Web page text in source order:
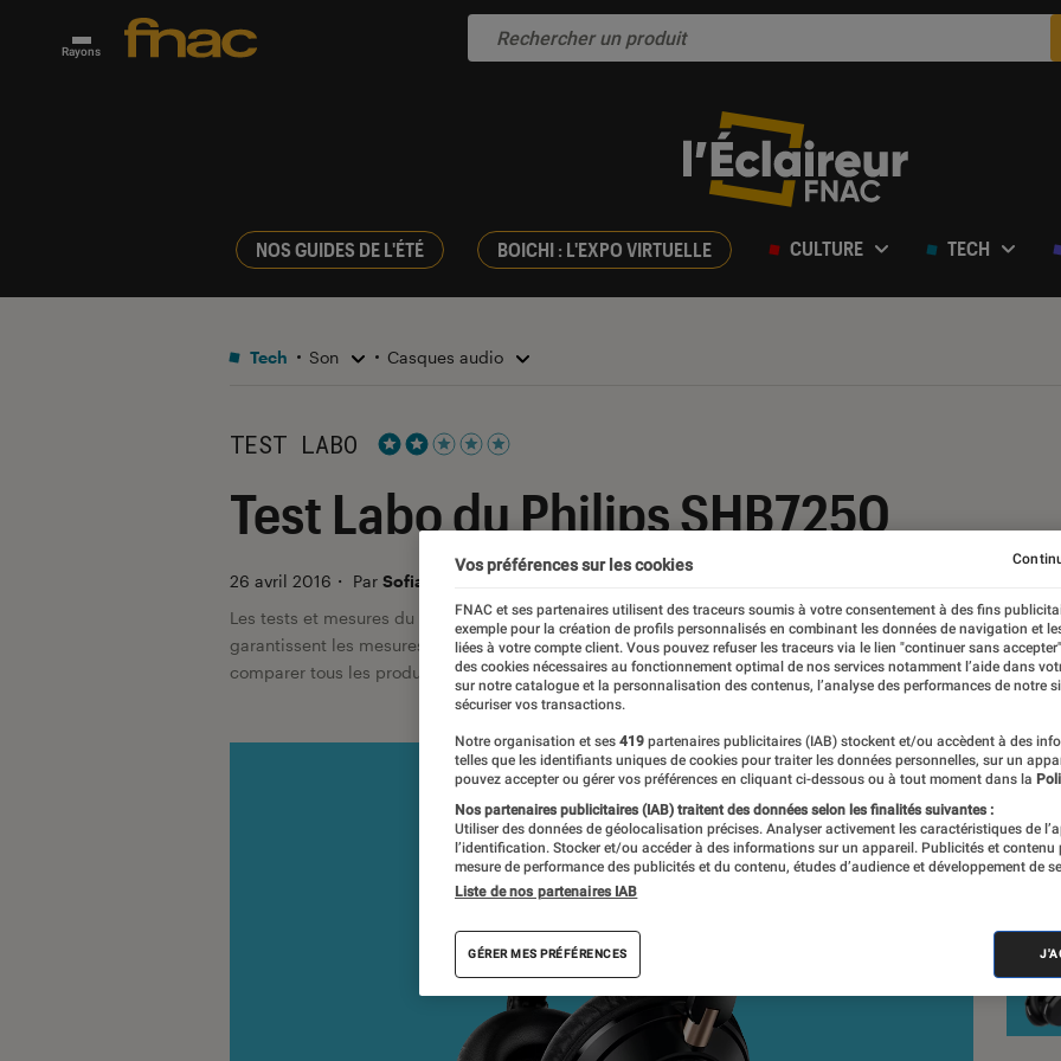
Rayons
NOS GUIDES DE L'ÉTÉ BOICHI : L'EXPO VIRTUELLE CULTURE TECH
Tech Son Casques audio
TEST LABO
Test Labo du Philips SHB7250
26 avril 2016 ・ Par Sofian Nouira, Jean-Charles Frelier
Les tests et mesures du Labo Fnac sont réalisés en toute indépendance du commerce ou des fabricants
garantissent les mesures grâce à leur expertise, et aux équipements de mesures les plus précis. Pour en
comparer tous les produits, visitez notrecomparateur.
VOIR
Vos préférences sur les cookies
FNAC et ses partenaires utilisent des traceurs soumis à votre consentement à des fins
exemple pour la création de profils personnalisés en combinant les données de navigation et
liées à votre compte client. Vous pouvez refuser les traceurs via le lien "continuer sans
des cookies nécessaires au fonctionnement optimal de nos services notamment l’aide dans
sur notre catalogue et la personnalisation des contenus, l’analyse des performances de notre
sécuriser vos transactions.
Notre organisation et ses 419 partenaires publicitaires (IAB) stockent et/ou accèdent à des
telles que les identifiants uniques de cookies pour traiter les données personnelles, sur un
pouvez accepter ou gérer vos préférences en cliquant ci-dessous ou à tout moment dans la
Nos partenaires publicitaires (IAB) traitent des données selon les finalités suivantes :
Utiliser des données de géolocalisation précises. Analyser activement les caractéristiques de
l’identification. Stocker et/ou accéder à des informations sur un appareil. Publicités et contenu
mesure de performance des publicités et du contenu, études d’audience et développement de
Liste de nos partenaires IAB
GÉRER MES PRÉFÉRENCES